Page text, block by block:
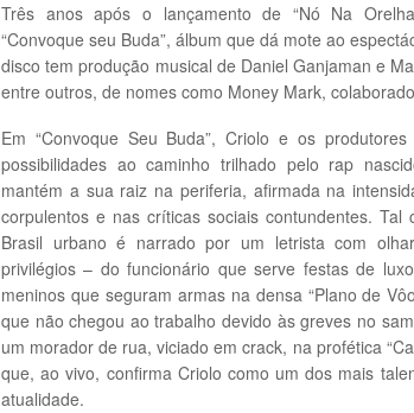
Três anos após o lançamento de “Nó Na
“Convoque seu Buda”, álbum que dá mote ao
disco tem produção musical de Daniel Ganjaman e
entre outros, de nomes como Money Mark,
Em “Convoque Seu Buda”, Criolo e os
possibilidades ao caminho trilhado pelo rap
mantém a sua raiz na periferia, afirmada na
corpulentos e nas críticas sociais contundentes. Tal
Brasil urbano é narrado por um letrista com
privilégios – do funcionário que serve festas de
meninos que seguram armas na densa “Plano de
que não chegou ao trabalho devido às greves no
um morador de rua, viciado em crack, na profética
que, ao vivo, confirma Criolo como um dos mais
atualidade.